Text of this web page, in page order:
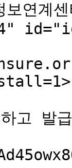
연계
고 발